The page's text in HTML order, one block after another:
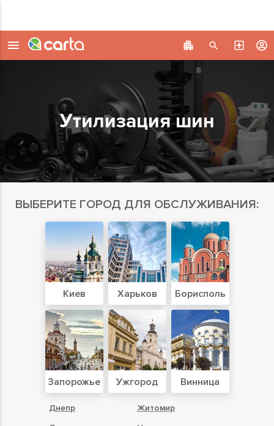
Утилизация шин
ВЫБЕРИТЕ ГОРОД ДЛЯ ОБСЛУЖИВАНИЯ:
Киев Харьков Борисполь
Запорожье Ужгород Винница
Днепр
Житомир